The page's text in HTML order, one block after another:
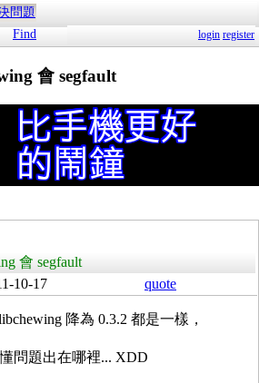
問題
Find login register
會 segfault
會 segfault
10-17 quote
降為 0.3.2 都是一樣，
問題出在哪裡... XDD